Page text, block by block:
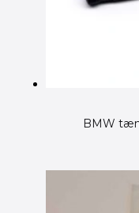
BMW